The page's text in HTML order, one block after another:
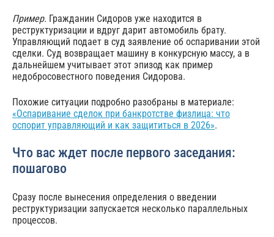
Пример. Гражданин Сидоров уже находится в
реструктуризации и вдруг дарит автомобиль брату.
Управляющий подает в суд заявление об оспаривании этой
сделки. Суд возвращает машину в конкурсную массу, а в
дальнейшем учитывает этот эпизод как пример
недобросовестного поведения Сидорова.
Похожие ситуации подробно разобраны в материале:
«Оспаривание сделок при банкротстве физлица: что
оспорит управляющий и как защититься в 2026».
Что вас ждет после первого заседания:
пошагово
Сразу после вынесения определения о введении
реструктуризации запускается несколько параллельных
процессов.